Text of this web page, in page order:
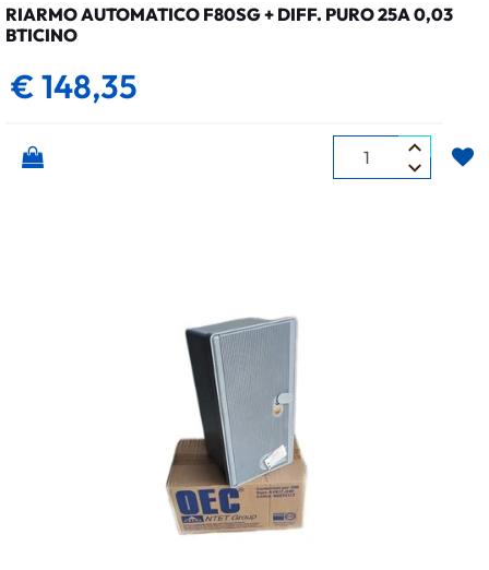
RIARMO AUTOMATICO F80SG + DIFF. PURO 25A 0,03
BTICINO
€ 148,35
Quantità